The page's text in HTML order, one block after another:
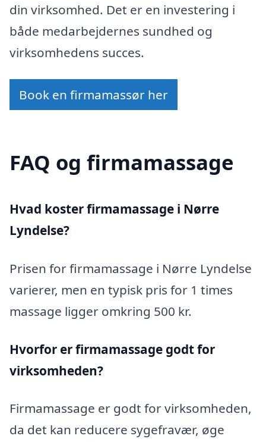
din virksomhed. Det er en investering i
både medarbejdernes sundhed og
virksomhedens succes.
Book en firmamassør her
FAQ og firmamassage
Hvad koster firmamassage i Nørre
Lyndelse?
Prisen for firmamassage i Nørre Lyndelse
varierer, men en typisk pris for 1 times
massage ligger omkring 500 kr.
Hvorfor er firmamassage godt for
virksomheden?
Firmamassage er godt for virksomheden,
da det kan reducere sygefravær, øge